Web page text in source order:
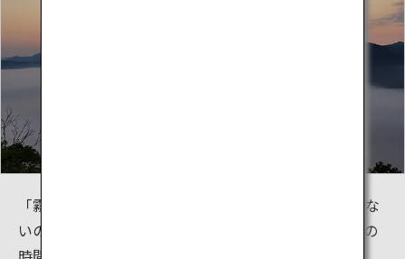
「霧の摩周湖」と呼ばれ、注ぎ込む川も流れ出る川もな
いのに水位はいつも変わらない不思議な湖です。多くの